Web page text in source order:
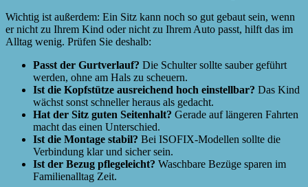
Wichtig ist außerdem: Ein Sitz kann noch so gut gebaut sein, wenn
er nicht zu Ihrem Kind oder nicht zu Ihrem Auto passt, hilft das im
Alltag wenig. Prüfen Sie deshalb:
Passt der Gurtverlauf? Die Schulter sollte sauber geführt
werden, ohne am Hals zu scheuern.
Ist die Kopfstütze ausreichend hoch einstellbar? Das Kind
wächst sonst schneller heraus als gedacht.
Hat der Sitz guten Seitenhalt? Gerade auf längeren Fahrten
macht das einen Unterschied.
Ist die Montage stabil? Bei ISOFIX-Modellen sollte die
Verbindung klar und sicher sein.
Ist der Bezug pflegeleicht? Waschbare Bezüge sparen im
Familienalltag Zeit.